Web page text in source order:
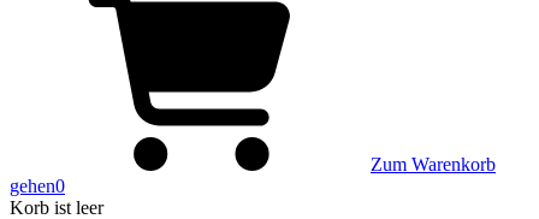
Zum Warenkorb
gehen0
Korb ist leer